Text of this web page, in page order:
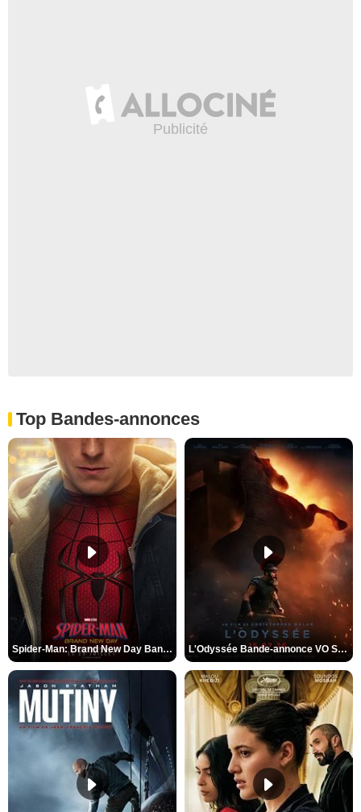
Top Bandes-annonces
Spider-Man: Brand New Day Bande-annonce VO STFR L'Odyssée Bande-annonce VO STFR